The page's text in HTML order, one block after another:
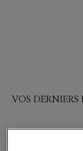
VOS DERNIERS